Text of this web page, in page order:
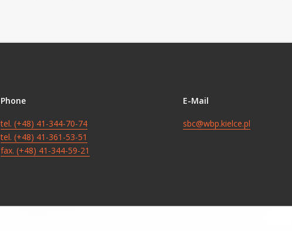
Phone
tel. (+48) 41-344-70-74
tel. (+48) 41-361-53-51
fax. (+48) 41-344-59-21
E-Mail
sbc@wbp.kielce.pl